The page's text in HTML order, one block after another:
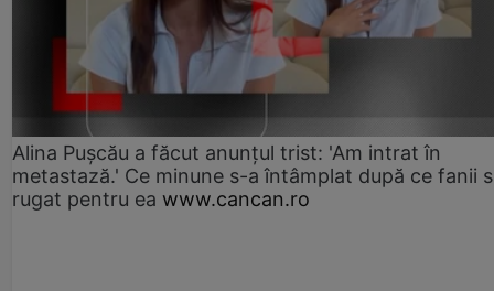
Alina Pușcău a făcut anunțul trist: 'Am intrat în
metastază.' Ce minune s-a întâmplat după ce fanii
rugat pentru ea www.cancan.ro